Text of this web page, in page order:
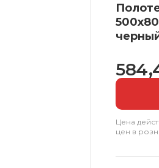
Цена
цен в